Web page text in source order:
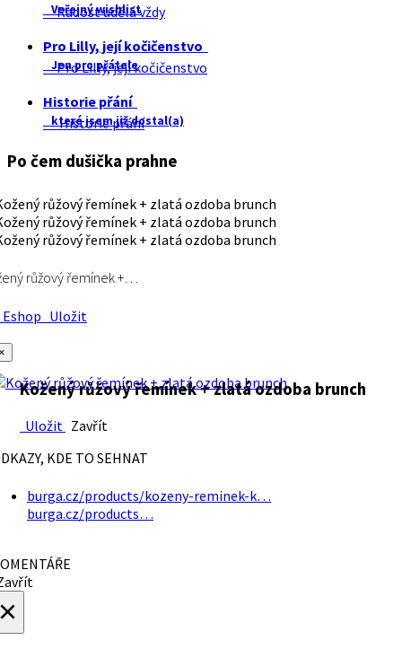
Veřejný wishlist
Radost udělá vždy
Pro Lilly, její kočičenstvo
Jen pro přátele
Pro Lilly, její kočičenstvo
Historie přání
které jsem již dostal(a)
Historie přání
Po čem dušička prahne
růžový řemínek +…
Uložit
Kožený růžový řemínek + zlatá ozdoba brunch
Uložit Zavřít
KDE TO SEHNAT
burga.cz/products/kozeny-reminek-k…
burga.cz/products…